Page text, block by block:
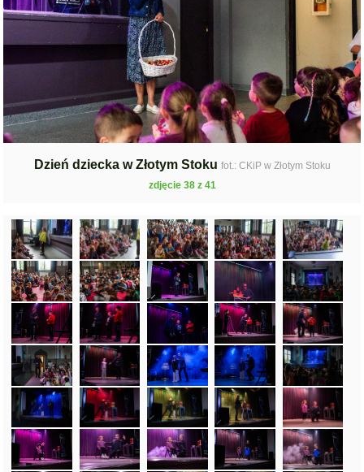
Dzień dziecka w Złotym Stoku fot.: CKiP w Złotym Stoku
zdjęcie 38 z 41